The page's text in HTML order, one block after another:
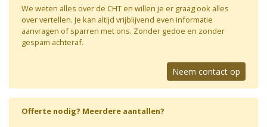
We weten alles over de CHT en willen je er graag ook alles
over vertellen. Je kan altijd vrijblijvend even informatie
aanvragen of sparren met ons. Zonder gedoe en zonder
gespam achteraf.
Neem contact op
Offerte nodig? Meerdere aantallen?